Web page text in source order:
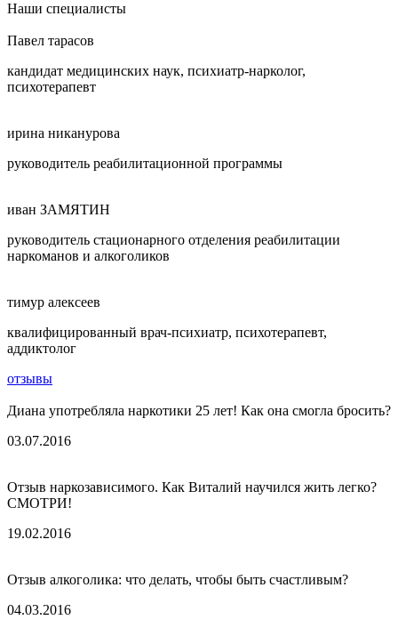
Наши специалисты
Павел тарасов
кандидат медицинских наук, психиатр-нарколог,
психотерапевт
ирина никанурова
руководитель реабилитационной программы
иван ЗАМЯТИН
руководитель стационарного отделения реабилитации
наркоманов и алкоголиков
тимур алексеев
квалифицированный врач-психиатр, психотерапевт,
аддиктолог
отзывы
Диана употребляла наркотики 25 лет! Как она смогла бросить?
03.07.2016
Отзыв наркозависимого. Как Виталий научился жить легко?
СМОТРИ!
19.02.2016
Отзыв алкоголика: что делать, чтобы быть счастливым?
04.03.2016